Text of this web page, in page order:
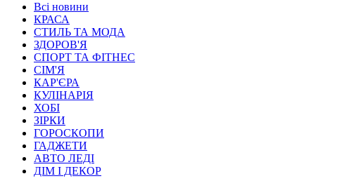
Всі новини
КРАСА
СТИЛЬ ТА МОДА
ЗДОРОВ'Я
СПОРТ ТА ФІТНЕС
СІМ'Я
КАР'ЄРА
КУЛІНАРІЯ
ХОБІ
ЗІРКИ
ГОРОСКОПИ
ГАДЖЕТИ
АВТО ЛЕДІ
ДІМ І ДЕКОР